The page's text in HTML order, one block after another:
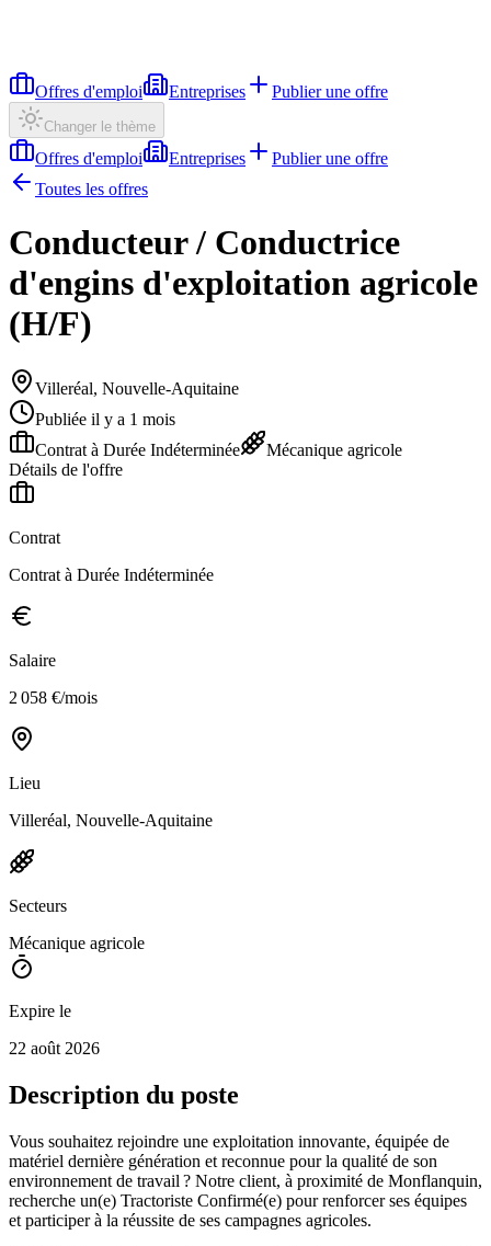
Offres d'emploi Entreprises Publier une offre
Changer le thème
Offres d'emploi Entreprises
Publier une offre
Toutes les offres
Conducteur / Conductrice
d'engins d'exploitation agricole
(H/F)
Villeréal, Nouvelle-Aquitaine
Publiée il y a 1 mois
Contrat à Durée Indéterminée
Mécanique agricole
Détails de l'offre
Contrat
Contrat à Durée Indéterminée
Salaire
2 058 €/mois
Lieu
Villeréal, Nouvelle-Aquitaine
Secteurs
Mécanique agricole
Expire le
22 août 2026
Description du poste
Vous souhaitez rejoindre une exploitation innovante, équipée de
matériel dernière génération et reconnue pour la qualité de son
environnement de travail ? Notre client, à proximité de Monflanquin,
recherche un(e) Tractoriste Confirmé(e) pour renforcer ses équipes
et participer à la réussite de ses campagnes agricoles.